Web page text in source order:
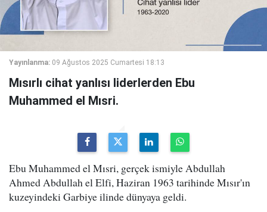
Yayınlanma: 09 Ağustos 2025 Cumartesi 18:13
Mısırlı cihat yanlısı liderlerden Ebu
Muhammed el Mısri.
Ebu Muhammed el Mısri, gerçek ismiyle Abdullah
Ahmed Abdullah el Elfi, Haziran 1963 tarihinde Mısır'ın
kuzeyindeki Garbiye ilinde dünyaya geldi.